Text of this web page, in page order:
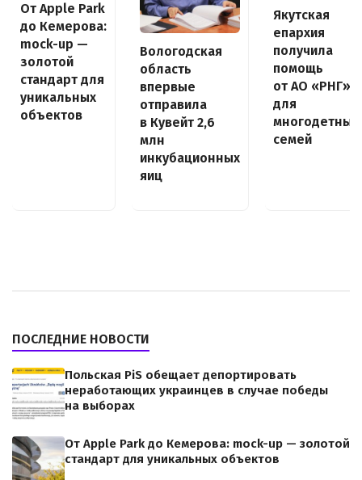
От Apple Park
до Кемерова:
mock-up —
золотой
стандарт для
уникальных
объектов
Вологодская
область
впервые
отправила
в Кувейт 2,6
млн
инкубационных
яиц
Якутская
епархия
получила
помощь
от АО «РНГ»
для
многодетных
семей
ПОСЛЕДНИЕ НОВОСТИ
Польская PiS обещает депортировать
неработающих украинцев в случае победы
на выборах
От Apple Park до Кемерова: mock-up — золотой
стандарт для уникальных объектов